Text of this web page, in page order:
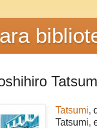
Tatsumi,
Tatsumi,